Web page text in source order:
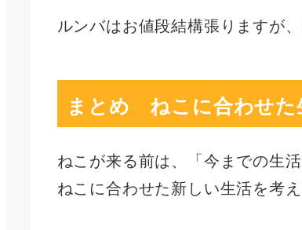
ルンバはお値段結構張りますが
まとめ ねこに合わせた
ねこが来る前は、「今までの生
ねこに合わせた新しい生活を考